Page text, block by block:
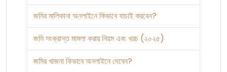
জমির মালিকানা অনলাইনে কিভাবে যাচাই করবেন?
জমি সংক্রান্ত মামলা করার নিয়ম এবং খরচ (২০২৫)
জমির খাজনা কিভাবে অনলাইনে দেবেন?